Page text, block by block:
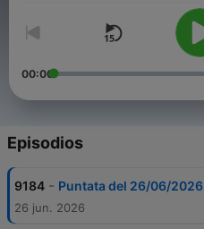
00:00
Episodios
9184 - Puntata del 26/06/2026
26 jun. 2026